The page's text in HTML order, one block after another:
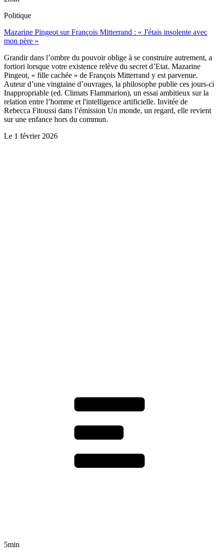
Politique
Mazarine Pingeot sur François Mitterrand : « J'étais insolente avec
mon père »
Grandir dans l’ombre du pouvoir oblige à se construire autrement, a
fortiori lorsque votre existence relève du secret d’Etat. Mazarine
Pingeot, « fille cachée » de François Mitterrand y est parvenue.
Auteur d’une vingtaine d’ouvrages, la philosophe publie ces jours-ci
Inappropriable (ed. Climats Flammarion), un essai ambitieux sur la
relation entre l’homme et l'intelligence artificielle. Invitée de
Rebecca Fitoussi dans l’émission Un monde, un regard, elle revient
sur une enfance hors du commun.
Le 1 février 2026
5min